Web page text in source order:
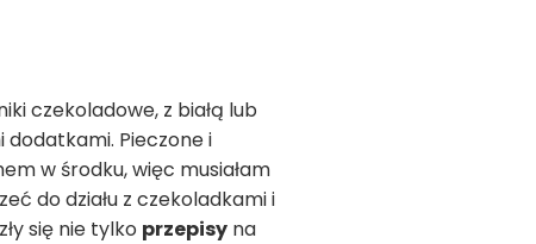
czekoladowe, z białą lub
Pieczone i
w środku, więc musiałam
do działu z czekoladkami i
się nie tylko przepisy na